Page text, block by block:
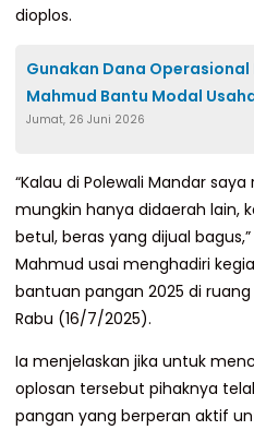
dioplos.
Gunakan Dana Operasional
Mahmud Bantu Modal
UMKM
Jumat, 26 Juni 2026
“Kalau di Polewali Mandar
mungkin hanya didaerah lain,
betul, beras yang dijual
Mahmud usai menghadiri
bantuan pangan 2025 di
Rabu (16/7/2025).
Ia menjelaskan jika untuk
oplosan tersebut pihaknya
pangan yang berperan aktif